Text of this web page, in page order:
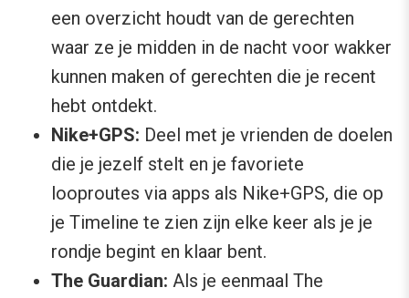
een overzicht houdt van de gerechten
waar ze je midden in de nacht voor wakker
kunnen maken of gerechten die je recent
hebt ontdekt.
Nike+GPS: Deel met je vrienden de doelen
die je jezelf stelt en je favoriete
looproutes via apps als Nike+GPS, die op
je Timeline te zien zijn elke keer als je je
rondje begint en klaar bent.
The Guardian: Als je eenmaal The